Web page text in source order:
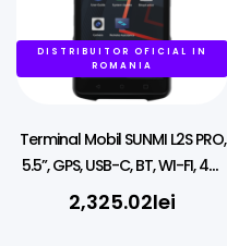
DISTRIBUITOR OFICIAL IN
ROMANIA
Terminal Mobil SUNMI L2S PRO,
5.5”, GPS, USB-C, BT, WI-FI, 4G,
NFC, Fara Scanner, Fara Play
2,325.02lei